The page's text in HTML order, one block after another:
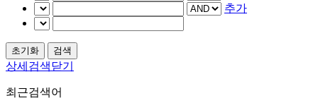
추가
상세검색닫기
최근검색어